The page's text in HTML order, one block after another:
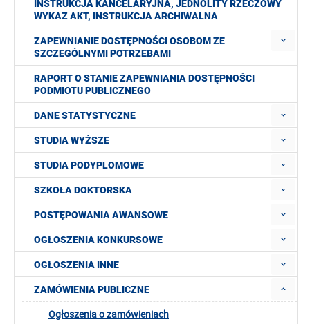
INSTRUKCJA KANCELARYJNA, JEDNOLITY RZECZOWY
WYKAZ AKT, INSTRUKCJA ARCHIWALNA
ZAPEWNIANIE DOSTĘPNOŚCI OSOBOM ZE
SZCZEGÓLNYMI POTRZEBAMI
RAPORT O STANIE ZAPEWNIANIA DOSTĘPNOŚCI
PODMIOTU PUBLICZNEGO
DANE STATYSTYCZNE
STUDIA WYŻSZE
STUDIA PODYPLOMOWE
SZKOŁA DOKTORSKA
POSTĘPOWANIA AWANSOWE
OGŁOSZENIA KONKURSOWE
OGŁOSZENIA INNE
ZAMÓWIENIA PUBLICZNE
Ogłoszenia o zamówieniach